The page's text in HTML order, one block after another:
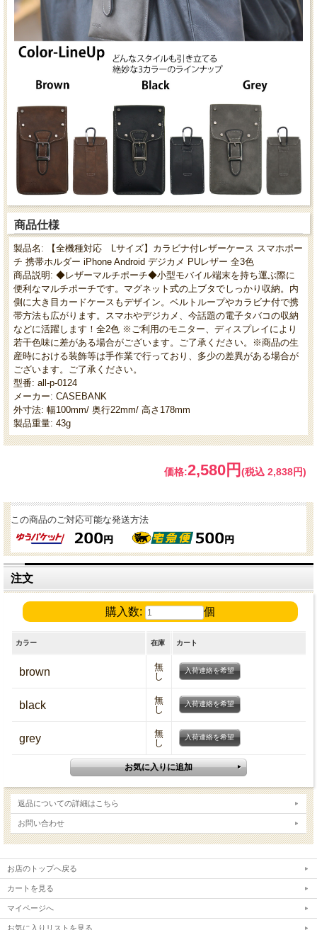
商品仕様
製品名: 【全機種対応 Lサイズ】カラビナ付レザーケース スマホポー
チ 携帯ホルダー iPhone Android デジカメ PUレザー 全3色
商品説明: ◆レザーマルチポーチ◆小型モバイル端末を持ち運ぶ際に
便利なマルチポーチです。マグネット式の上ブタでしっかり収納。内
側に大き目カードケースもデザイン。ベルトループやカラビナ付で携
帯方法も広がります。スマホやデジカメ、今話題の電子タバコの収納
などに活躍します！全2色 ※ご利用のモニター、ディスプレイにより
若干色味に差がある場合がございます。ご了承ください。※商品の生
産時における装飾等は手作業で行っており、多少の差異がある場合が
ございます。ご了承ください。
型番: all-p-0124
メーカー: CASEBANK
外寸法: 幅100mm/ 奥行22mm/ 高さ178mm
製品重量: 43g
価格:2,580円 (税込 2,838円)
この商品のご対応可能な発送方法
注文
購入数: 個
カラー 在庫 カート
brown
無
し
入荷連絡を希望
black
無
し
入荷連絡を希望
grey
無
し
入荷連絡を希望
返品についての詳細はこちら
お問い合わせ
お店のトップへ戻る
カートを見る
マイページへ
お気に入りリストを見る